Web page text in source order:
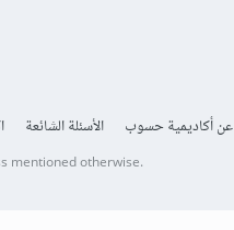
عن أكاديمية حسوب الأسئلة الشائعة
mentioned otherwise.